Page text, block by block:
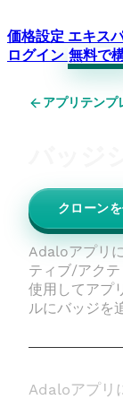
価格設定 エキス
ログイン 無料で
アプリテンプ
クローン
Adaloアプリ
ティブ/アク
使用してアプ
ルにバッジを
Adaloアプリ